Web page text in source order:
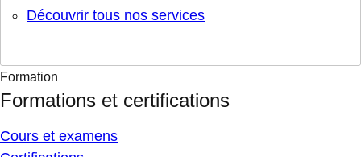
Découvrir tous nos services
Formation
Formations et certifications
Cours et examens